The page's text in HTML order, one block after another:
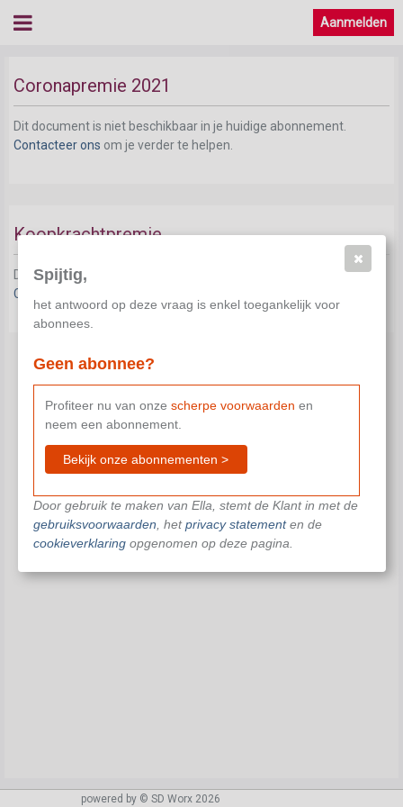
Aanmelden
Coronapremie 2021
Dit document is niet beschikbaar in je huidige abonnement.
Contacteer ons om je verder te helpen.
Koopkrachtpremie
Dit document is niet beschikbaar in je huidige abonnement.
Contacteer ons
powered by © SD Worx 2026
Spijtig,
het antwoord op deze vraag is enkel toegankelijk voor
abonnees.
Geen abonnee?
Profiteer nu van onze scherpe voorwaarden en
neem een abonnement.
Bekijk onze abonnementen >
Door gebruik te maken van Ella, stemt de Klant in met de
gebruiksvoorwaarden , hetprivacy statementen de
cookieverklaringopgenomen op deze pagina.